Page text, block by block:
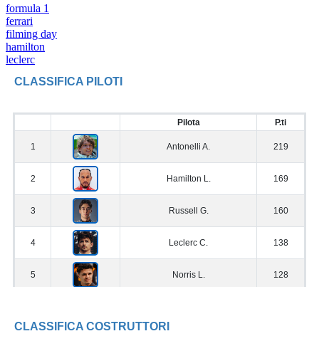
formula 1
ferrari
filming day
hamilton
leclerc